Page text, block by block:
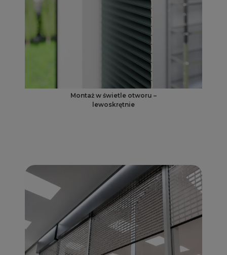
Montaż w świetle otworu –
lewoskrętnie